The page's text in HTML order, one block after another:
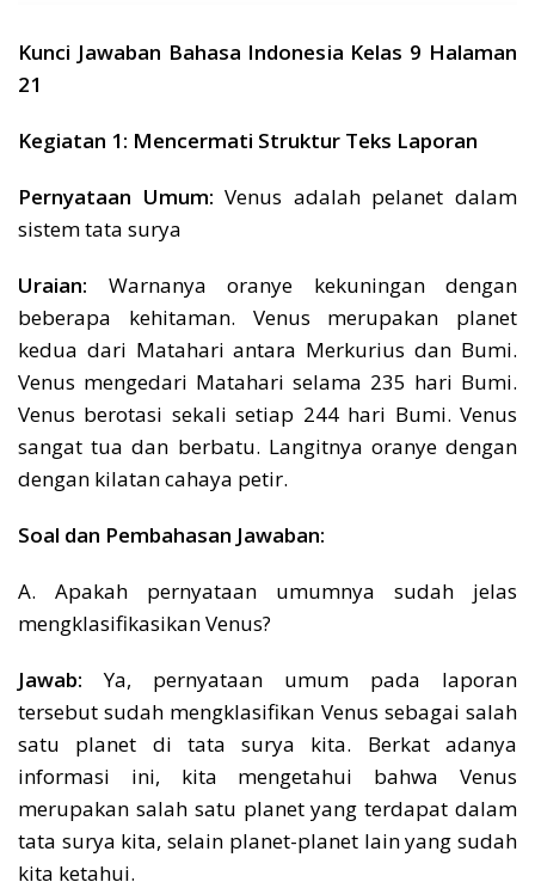
Kunci Jawaban Bahasa Indonesia Kelas 9 Halaman
21
Kegiatan 1: Mencermati Struktur Teks Laporan
Pernyataan Umum: Venus adalah pelanet dalam
sistem tata surya
Uraian: Warnanya oranye kekuningan dengan
beberapa kehitaman. Venus merupakan planet
kedua dari Matahari antara Merkurius dan Bumi.
Venus mengedari Matahari selama 235 hari Bumi.
Venus berotasi sekali setiap 244 hari Bumi. Venus
sangat tua dan berbatu. Langitnya oranye dengan
dengan kilatan cahaya petir.
Soal dan Pembahasan Jawaban:
A. Apakah pernyataan umumnya sudah jelas
mengklasifikasikan Venus?
Jawab: Ya, pernyataan umum pada laporan
tersebut sudah mengklasifikan Venus sebagai salah
satu planet di tata surya kita. Berkat adanya
informasi ini, kita mengetahui bahwa Venus
merupakan salah satu planet yang terdapat dalam
tata surya kita, selain planet-planet lain yang sudah
kita ketahui.